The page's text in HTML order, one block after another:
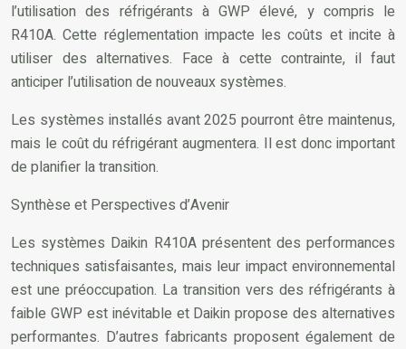
l’utilisation des réfrigérants à GWP élevé, y compris le
R410A. Cette réglementation impacte les coûts et incite à
utiliser des alternatives. Face à cette contrainte, il faut
anticiper l’utilisation de nouveaux systèmes.
Les systèmes installés avant 2025 pourront être maintenus,
mais le coût du réfrigérant augmentera. Il est donc important
de planifier la transition.
Synthèse et Perspectives d’Avenir
Les systèmes Daikin R410A présentent des performances
techniques satisfaisantes, mais leur impact environnemental
est une préoccupation. La transition vers des réfrigérants à
faible GWP est inévitable et Daikin propose des alternatives
performantes. D’autres fabricants proposent également de